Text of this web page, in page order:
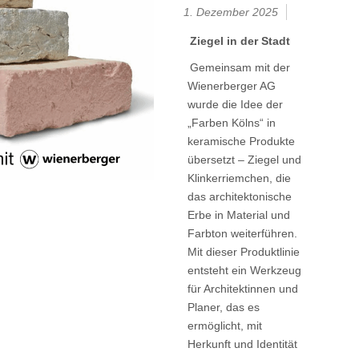
1. Dezember 2025
Ziegel in der Stadt
Gemeinsam mit der
Wienerberger AG
wurde die Idee der
„Farben Kölns“ in
keramische Produkte
übersetzt – Ziegel und
Klinkerriemchen, die
das architektonische
Erbe in Material und
Farbton weiterführen.
Mit dieser Produktlinie
entsteht ein Werkzeug
für Architektinnen und
Planer, das es
ermöglicht, mit
Herkunft und Identität